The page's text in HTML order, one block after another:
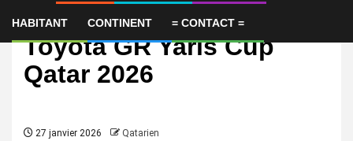
HABITANT CONTINENT = CONTACT =
QIC, sponsor de la
Toyota GR Yaris Cup
Qatar 2026
27 janvier 2026 Qatarien